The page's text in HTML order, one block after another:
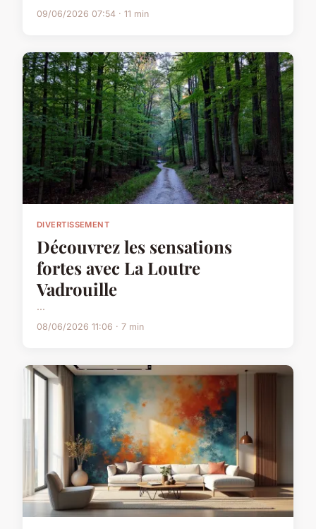
09/06/2026 07:54 · 11 min
DIVERTISSEMENT
Découvrez les sensations
fortes avec La Loutre
Vadrouille
...
08/06/2026 11:06 · 7 min